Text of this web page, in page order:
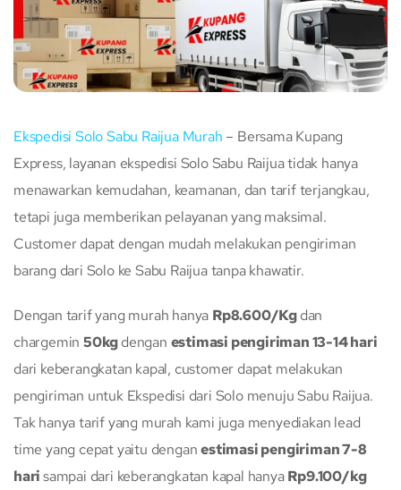
Ekspedisi Solo Sabu Raijua Murah – Bersama Kupang
Express, layanan ekspedisi Solo Sabu Raijua tidak hanya
menawarkan kemudahan, keamanan, dan tarif terjangkau,
tetapi juga memberikan pelayanan yang maksimal.
Customer dapat dengan mudah melakukan pengiriman
barang dari Solo ke Sabu Raijua tanpa khawatir.
Dengan tarif yang murah hanya Rp8.600/Kgdan
chargemin50kgdengan estimasi pengiriman 13-14 hari
dari keberangkatan kapal, customer dapat melakukan
pengiriman untuk Ekspedisi dari Solo menuju Sabu Raijua.
Tak hanya tarif yang murah kami juga menyediakan lead
time yang cepat yaitu denganestimasi pengiriman 7-8
harisampai dari keberangkatan kapal hanyaRp9.100/kg